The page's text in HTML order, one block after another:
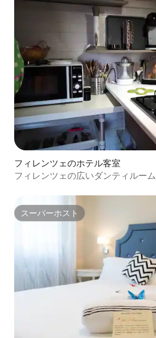
フィレンツェのホテル客室
フィレンツェの広いダンティルーム
スーパーホスト
スーパーホスト